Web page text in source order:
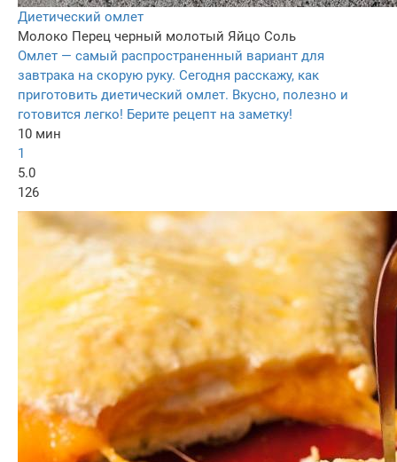
Диетический омлет
Молоко Перец черный молотый Яйцо Соль
Омлет — самый распространенный вариант для
завтрака на скорую руку. Сегодня расскажу, как
приготовить диетический омлет. Вкусно, полезно и
готовится легко! Берите рецепт на заметку!
10 мин
1
5.0
126